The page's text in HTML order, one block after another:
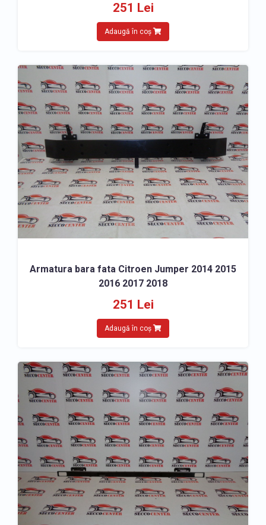
251 Lei
Adaugă în coș
Armatura bara fata Citroen Jumper 2014 2015
2016 2017 2018
251 Lei
Adaugă în coș